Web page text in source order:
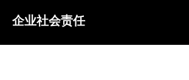
企业社会责任